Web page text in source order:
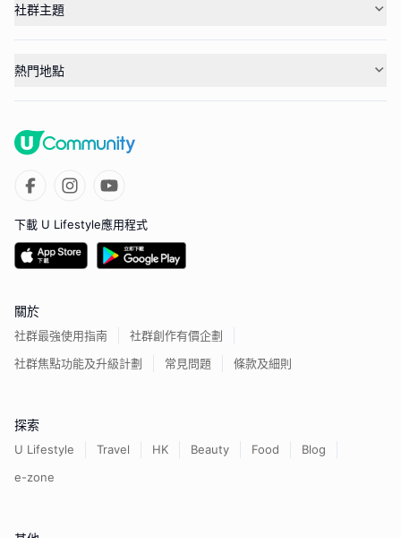
社群主題
熱門地點
下載 U Lifestyle應用程式
關於
社群最強使用指南
社群創作有價企劃
社群焦點功能及升級計劃
常見問題 條款及細則
探索
U Lifestyle Travel HK Beauty Food
Blog
e-zone